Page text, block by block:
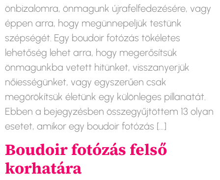
önbizalomra, önmagunk újrafelfedezésére, vagy
éppen arra, hogy megünnepeljük testünk
szépségét. Egy boudoir fotózás tökéletes
lehetőség lehet arra, hogy megerősítsük
önmagunkba vetett hitünket, visszanyerjük
nőiességünket, vagy egyszerűen csak
megörökítsük életünk egy különleges pillanatát.
Ebben a bejegyzésben összegyűjtöttem 13 olyan
esetet, amikor egy boudoir fotózás […]
Boudoir fotózás felső
korhatára